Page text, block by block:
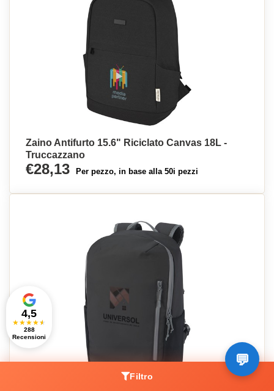
Zaino Antifurto 15.6" Riciclato Canvas 18L -
Truccazzano
€28,13 Per pezzo, in base alla 50i pezzi
Filtro
4,5
★★★★★
288
Recensioni